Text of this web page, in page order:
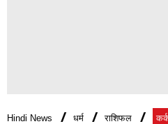
Hindi News धर्म राशिफल